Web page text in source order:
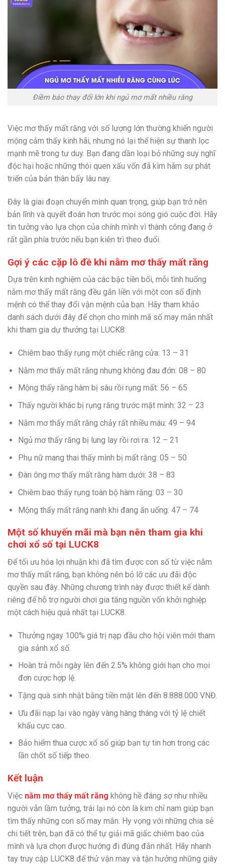
Điềm báo thay đổi lớn khi ngủ mơ mất nhiều răng
Việc mơ thấy mất răng với số lượng lớn thường khiến người
mộng cảm thấy kinh hãi, nhưng nó lại thể hiện sự thanh lọc
mạnh mẽ trong tư duy. Bạn đang dần loại bỏ những suy nghĩ
độc hại hoặc những thói quen xấu vốn đã kìm hãm sự phát
triển của bản thân bấy lâu nay.
Đây là giai đoạn chuyển mình quan trọng, giúp bạn trở nên
bản lĩnh và quyết đoán hơn trước mọi sóng gió cuộc đời. Hãy
tin tưởng vào lựa chọn của chính mình vì thành công đang ở
rất gần phía trước nếu bạn kiên trì theo đuổi.
Gợi ý các cặp lô đề khi nằm mơ thấy mất răng
Dựa trên kinh nghiệm của các bậc tiền bối, mỗi tình huống
nằm mơ thấy mất răng đều gắn liền với một con số định
mệnh có thể thay đổi vận mệnh của bạn. Hãy tham khảo
danh sách dưới đây để chọn cho mình mã số may mắn nhất
khi tham gia dự thưởng tại LUCK8:
Chiêm bao thấy rụng một chiếc răng cửa: 13 – 31
Nằm mơ thấy mất răng nhưng không đau đớn: 08 – 80
Mộng thấy răng hàm bị sâu rồi rụng mất: 56 – 65
Thấy người khác bị rụng răng trước mặt mình: 32 – 23
Nằm mơ thấy mất răng chảy rất nhiều máu: 49 – 94
Ngủ mơ thấy răng bị lung lay rồi rơi ra: 12 – 21
Phụ nữ mang thai thấy mình bị mất răng: 05 – 50
Đàn ông mơ thấy mất răng hàm dưới: 38 – 83
Chiêm bao thấy rụng toàn bộ hàm răng: 03 – 30
Mộng thấy mất răng nanh khi đang ăn uống: 47 – 74
Một số khuyến mãi mà bạn nên tham gia khi
chơi xổ số tại LUCK8
Để tối ưu hóa lợi nhuận khi đã tìm được con số từ việc nằm
mơ thấy mất răng, bạn không nên bỏ lỡ các ưu đãi độc
quyền sau đây. Những chương trình này được thiết kế dành
riêng để hỗ trợ người chơi gia tăng nguồn vốn khởi nghiệp
một cách hiệu quả nhất tại LUCK8.
Thưởng ngay 100% giá trị nạp đầu cho hội viên mới tham
gia sảnh xổ số.
Hoàn trả mỗi ngày lên đến 2.5% không giới hạn cho mọi
đơn cược hợp lệ.
Tặng quà sinh nhật bằng tiền mặt lên đến 8.888.000 VNĐ.
Ưu đãi nạp lại vào ngày vàng hàng tháng với tỷ lệ chiết
khấu cực cao.
Bảo hiểm thua cược xổ số giúp bạn tự tin hơn trong các
lần chốt số tiếp theo.
Kết luận
Việc nằm mơ thấy mất răng không hề đáng sợ như nhiều
người vẫn lầm tưởng, trái lại nó còn là kim chỉ nam giúp bạn
tìm thấy những con số may mắn. Hy vọng với những chia sẻ
chi tiết trên, bạn đã có thể tự giải mã giấc chiêm bao của
mình và lựa chọn được hướng đi đúng đắn nhất. Hãy nhanh
tay truy cập LUCK8 để thử vận may và tận hưởng những giây